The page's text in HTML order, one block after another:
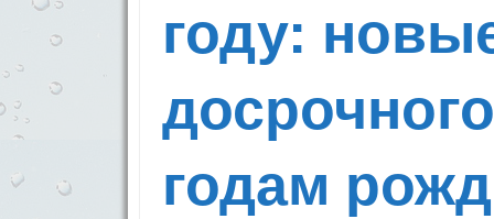
году:
годам